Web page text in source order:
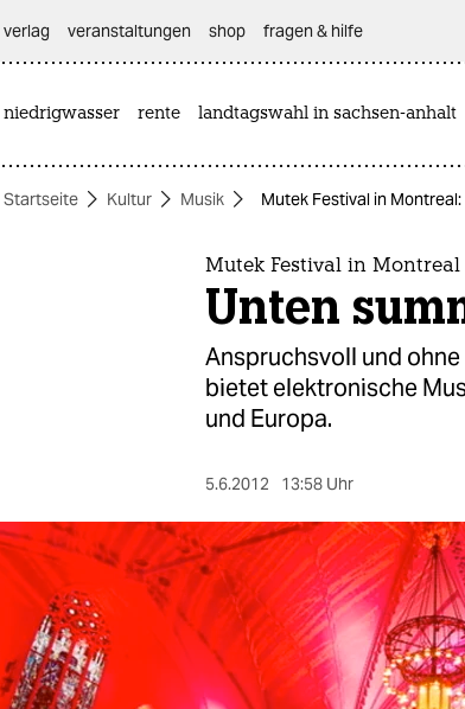
themen
berlin
nord
wahrheit
verlag
verlag
veranstaltungen shop fragen & hilfe
niedrigwasser rente landtagswahl in sachsen-anhalt
Startseite Kultur Musik Mutek Festival in
Mutek Festival in Montreal
Unten
Anspruchsvoll und
bietet elektronische
und Europa.
5.6.2012 13:58 Uhr